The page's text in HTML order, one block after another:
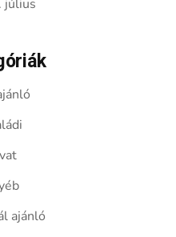
július
ajánló